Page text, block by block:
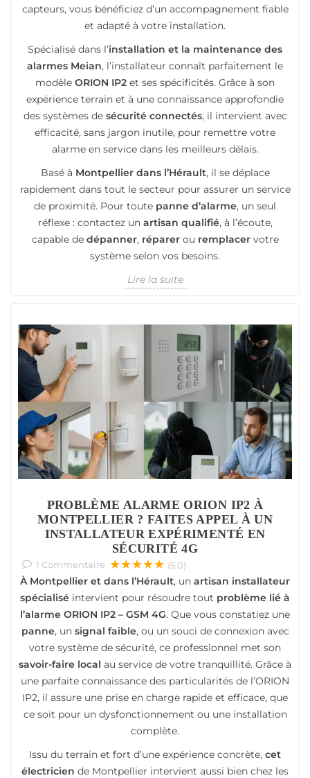
capteurs, vous bénéficiez d’un accompagnement fiable
et adapté à votre installation.
Spécialisé dans l’installation et la maintenance des
alarmes Meian, l’installateur connaît parfaitement le
modèle ORION IP2 et ses spécificités. Grâce à son
expérience terrain et à une connaissance approfondie
des systèmes de sécurité connectés, il intervient avec
efficacité, sans jargon inutile, pour remettre votre
alarme en service dans les meilleurs délais.
Basé à Montpellier dans l’Hérault, il se déplace
rapidement dans tout le secteur pour assurer un service
de proximité. Pour toute panne d’alarme, un seul
réflexe : contactez un artisan qualifié, à l’écoute,
capable de dépanner, réparerou remplacervotre
système selon vos besoins.
Lire la suite
PROBLÈME ALARME ORION IP2 À
MONTPELLIER ? FAITES APPEL À UN
INSTALLATEUR EXPÉRIMENTÉ EN
SÉCURITÉ 4G
1 Commentaire ★★★★★ (5.0)
À Montpellier et dans l’Hérault, un artisan installateur
spécialisé intervient pour résoudre tout problème lié à
l’alarme ORION IP2 – GSM 4G. Que vous constatiez une
panne, un signal faible, ou un souci de connexion avec
votre système de sécurité, ce professionnel met son
savoir-faire local au service de votre tranquillité. Grâce à
une parfaite connaissance des particularités de l’ORION
IP2, il assure une prise en charge rapide et efficace, que
ce soit pour un dysfonctionnement ou une installation
complète.
Issu du terrain et fort d’une expérience concrète, cet
électricien de Montpellier intervient aussi bien chez les